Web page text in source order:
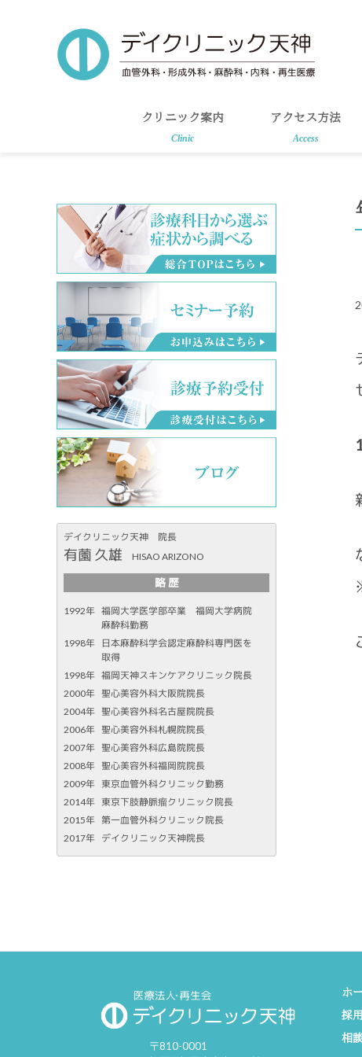
クリニック案内
Clinic
アクセス方法
Access
デイクリニック天神 院長
有薗 久雄 HISAO ARIZONO
略 歴
1992年 福岡大学医学部卒業 福岡大学病院
麻酔科勤務
1998年
日本麻酔科学会認定麻酔科専門医を
取得
1998年 福岡天神スキンケアクリニック院長
2000年 聖心美容外科大阪院院長
2004年 聖心美容外科名古屋院院長
2006年 聖心美容外科札幌院院長
2007年 聖心美容外科広島院院長
2008年 聖心美容外科福岡院院長
2009年 東京血管外科クリニック勤務
2014年 東京下肢静脈瘤クリニック院長
2015年 第一血管外科クリニック院長
2017年 デイクリニック天神院長
〒810-0001
ホ
採
相